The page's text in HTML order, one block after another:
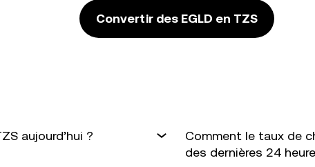
Convertir des EGLD en TZS
aujourd’hui ?
Comment le taux de
des dernières 24